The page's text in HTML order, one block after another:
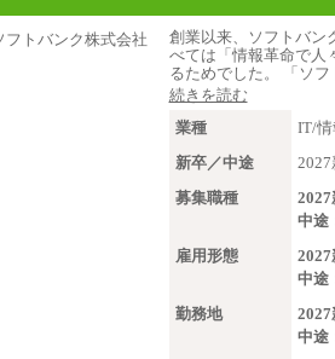
創業以来、ソフトバン
べては「情報革命で人
るためでした。 「ソ
続きを読む
業種
IT/
新卒／中途
募集職種
2027
中途
雇用形態
2027
中途
勤務地
2027
中途